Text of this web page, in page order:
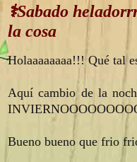
⚕️Sabado
la cosa
Holaaaaaaaa!!! Qué tal
Aquí cambio de la
Bueno bueno que frio